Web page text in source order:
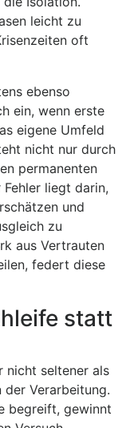
leicht zu
oft
ebenso
ein, wenn erste
eigene Umfeld
nicht nur durch
permanenten
liegt darin,
und
zu
aus Vertrauten
federt diese
statt
nicht seltener als
Verarbeitung.
begreift, gewinnt